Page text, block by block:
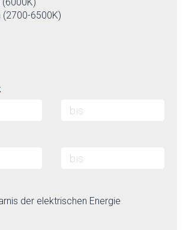
(2700-6500K)
der elektrischen Energie